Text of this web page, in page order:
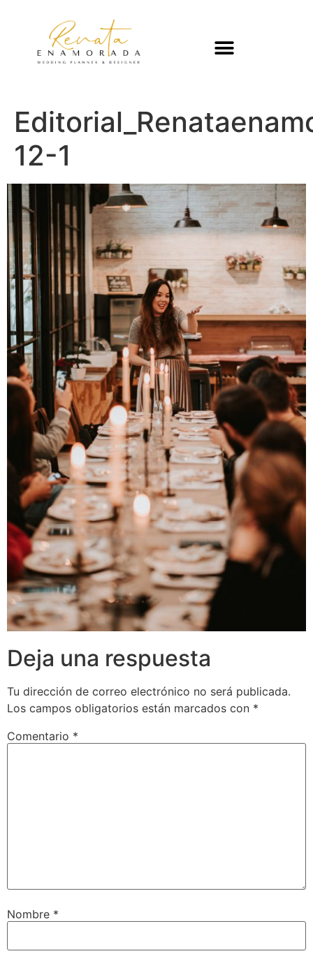
12-1
Deja una respuesta
Tu dirección de correo electrónico no será publicada.
Los campos obligatorios están marcados con *
Comentario *
Nombre *